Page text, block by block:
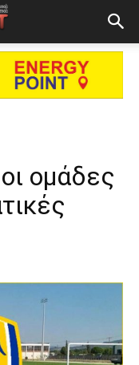
ομάδες